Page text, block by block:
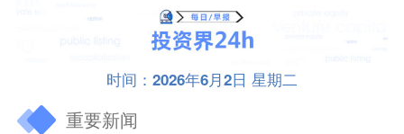
时间：2026年6月2日 星期二
重要新闻